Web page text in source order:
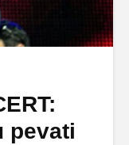
pevati